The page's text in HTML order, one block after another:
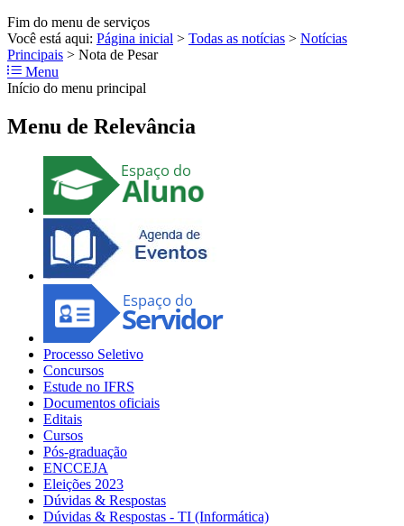
Fim do menu de serviços
Você está aqui: Página inicial > Todas as notícias > Notícias
Principais > Nota de Pesar
Menu
Início do menu principal
Menu de Relevância
Processo Seletivo
Concursos
Estude no IFRS
Documentos oficiais
Editais
Cursos
Pós-graduação
ENCCEJA
Eleições 2023
Dúvidas & Respostas
Dúvidas & Respostas - TI (Informática)